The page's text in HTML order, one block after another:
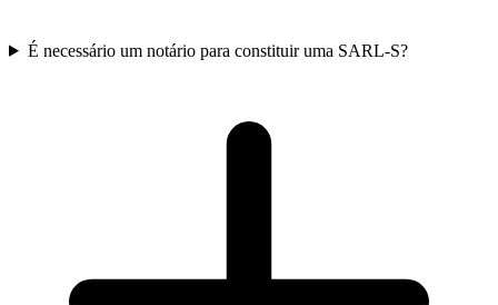
É necessário um notário para constituir uma SARL-S?